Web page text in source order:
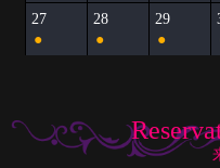
27
●
28
●
29
●